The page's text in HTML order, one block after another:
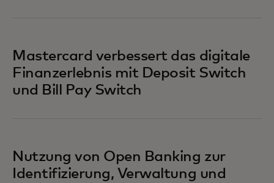
Mastercard verbessert das digitale
Finanzerlebnis mit Deposit Switch
und Bill Pay Switch
Nutzung von Open Banking zur
Identifizierung, Verwaltung und